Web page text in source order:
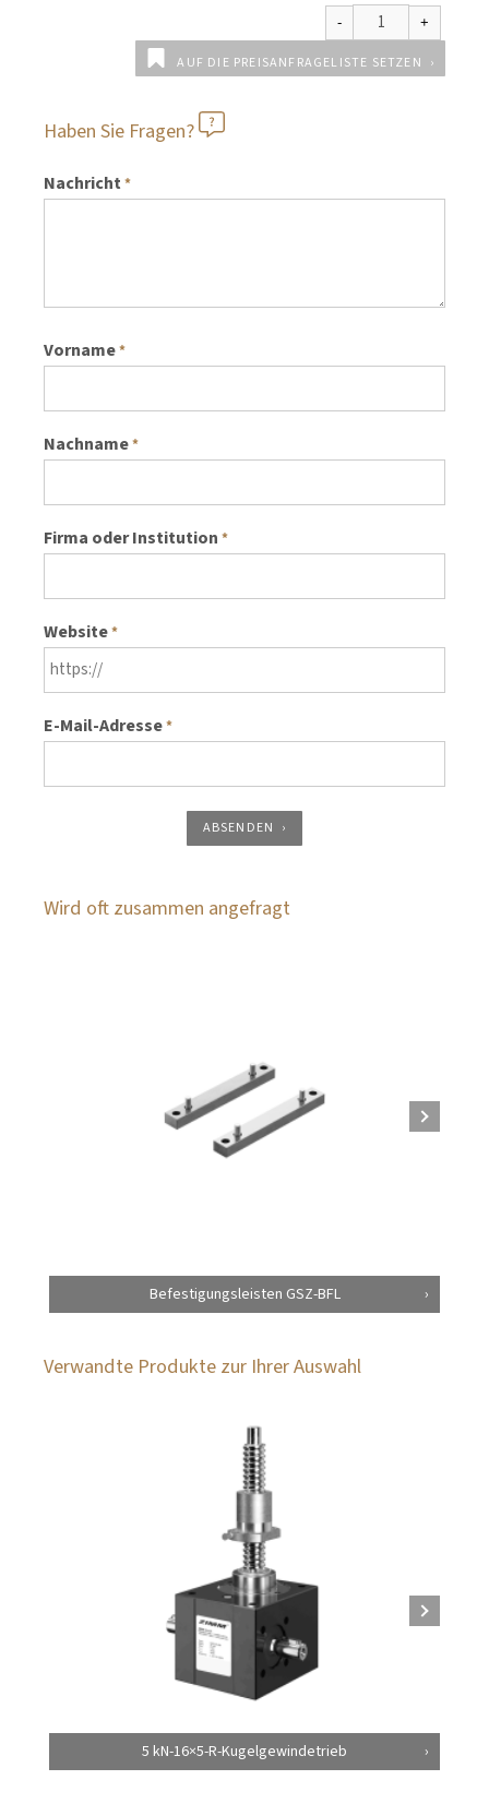
AUF DIE PREISANFRAGELISTE SETZEN
Haben Sie Fragen?
Nachricht*
Vorname*
Nachname*
Firma oder Institution *
Website*
E-Mail-Adresse*
ABSENDEN
Wird oft zusammen angefragt
Befestigungsleisten GSZ-BFL
Verwandte Produkte zur Ihrer Auswahl
5 kN-16×5-R-Kugelgewindetrieb